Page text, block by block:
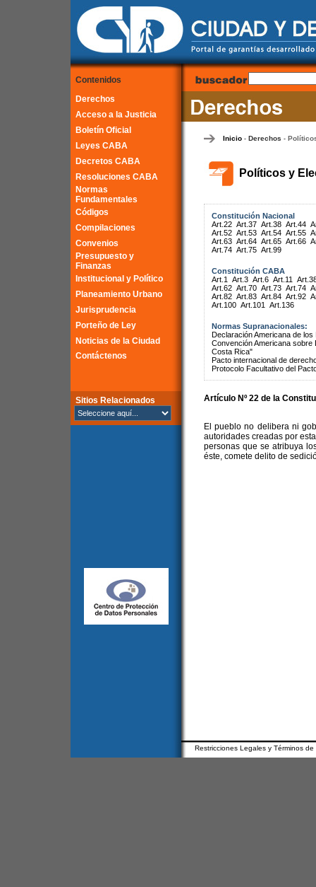
Contenidos
Derechos
Acceso a la Justicia
Boletín Oficial
Leyes CABA
Decretos CABA
Resoluciones CABA
Normas
Fundamentales
Códigos
Compilaciones
Convenios
Presupuesto y
Finanzas
Institucional y Político
Planeamiento Urbano
Jurisprudencia
Porteño de Ley
Noticias de la Ciudad
Contáctenos
Sitios Relacionados
Inicio- Derechos -
Políticos y
Constitución Nacional
Art.22 Art.37 Art.38 Art.44
Art.52 Art.53 Art.54 Art.55
Art.63 Art.64 Art.65 Art.66
Art.74 Art.75 Art.99
Constitución CABA
Art.1
Art.3 Art.6 Art.11
Art.62 Art.70 Art.73 Art.74
Art.82 Art.83 Art.84 Art.92
Art.100 Art.101 Art.136
Normas Supranacionales:
Declaración Americana de
Convención Americana
Costa Rica"
Pacto internacional de
Protocolo Facultativo del
Artículo Nº 22 de la
El pueblo no delibera ni
autoridades creadas por
personas que se atribuya
éste, comete delito de
Restricciones Legales y Términos de